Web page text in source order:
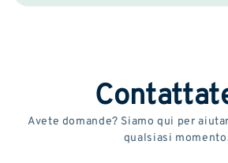
Avete domande? Siamo qui per
qualsiasi